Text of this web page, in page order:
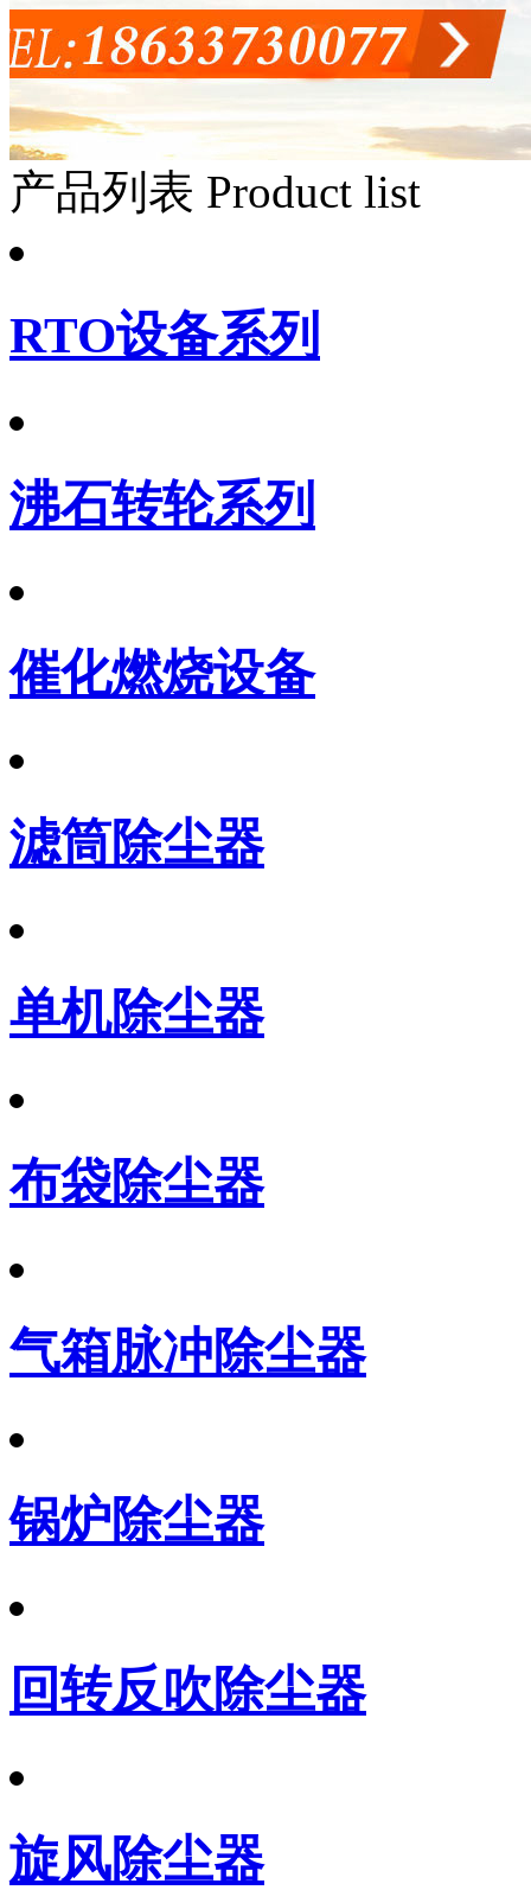
产品列表 Product list
RTO设备系列
沸石转轮系列
催化燃烧设备
滤筒除尘器
单机除尘器
布袋除尘器
气箱脉冲除尘器
锅炉除尘器
回转反吹除尘器
旋风除尘器